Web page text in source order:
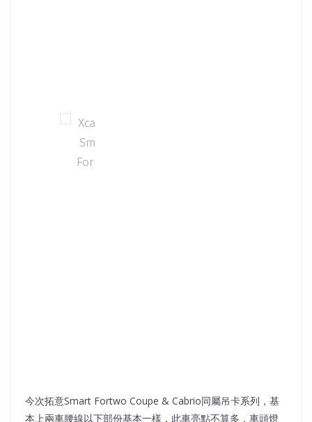
今次拓意Smart Fortwo Coupe & Cabrio同屬吊卡系列，基
本上兩車腰線以下部份基本一樣，此車亮點不算多，車頭燈